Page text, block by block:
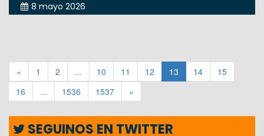
8 mayo 2026
« 1 2 ... 10 11 12 13 14
15
16
... 1536 1537 »
SEGUINOS EN TWITTER